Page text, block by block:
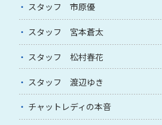
スタッフ 市原優
スタッフ 宮本蒼太
スタッフ 松村春花
スタッフ 渡辺ゆき
チャットレディの本音